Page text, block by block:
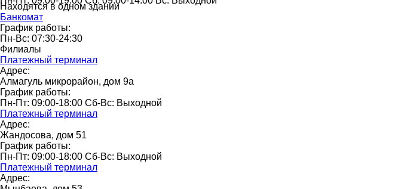
Находятся в одном здании
Банкомат
График работы:
Пн-Вс: 07:30-24:30
Филиалы
Платежный терминал
Адрес:
Алмагуль микрорайон, дом 9а
График работы:
Пн-Пт: 09:00-18:00 Сб-Вс: Выходной
Платежный терминал
Адрес:
Жандосова, дом 51
График работы:
Пн-Пт: 09:00-18:00 Сб-Вс: Выходной
Платежный терминал
Адрес: